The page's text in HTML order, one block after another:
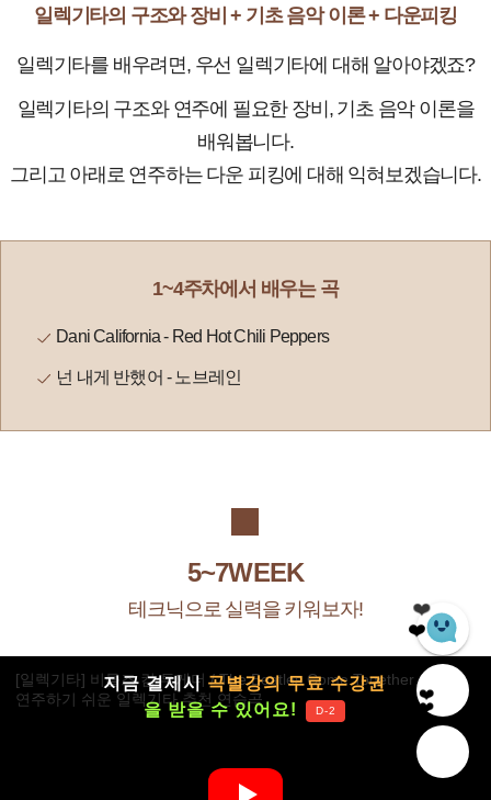
지금 결제시 곡별강의 무료 수강권
을 받을 수 있어요!
D-2
일렉기타의 구조와 장비 + 기초 음악 이론 + 다운피킹
일렉기타를 배우려면, 우선 일렉기타에 대해 알아야겠죠?
일렉기타의 구조와 연주에 필요한 장비, 기초 음악 이론을
배워봅니다.
그리고 아래로 연주하는 다운 피킹에 대해 익혀보겠습니다.
1~4주차에서 배우는 곡
Dani California - Red Hot Chili Peppers
넌 내게 반했어 - 노브레인
5~7WEEK
테크닉으로 실력을 키워보자!
[일렉기타] 비틀즈 컴 투게더 / The Beatles Come Together / 따라
연주하기 쉬운 일렉기타 추천 연습곡
❤️
❤️
❤️
❤️
❤️